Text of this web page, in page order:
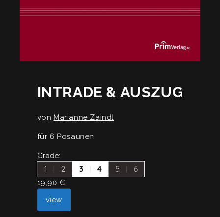
INTRADE & AUSZUG
vonMarianne Zaindl
für 6 Posaunen
Grade:
1 2 3 4 5 6
19,90 €
view